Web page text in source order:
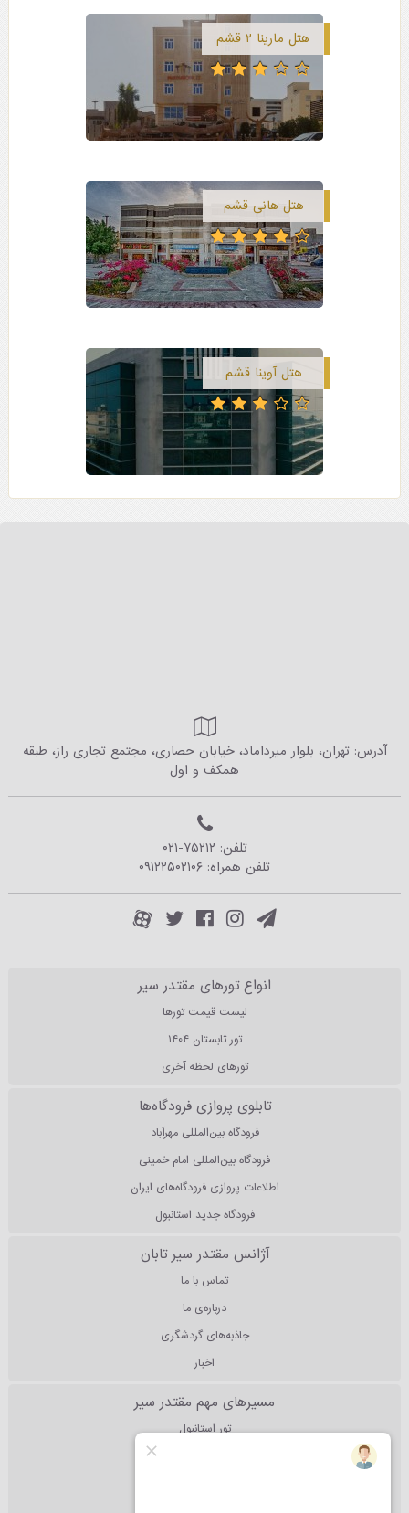
هتل مارینا ۲ قشم
هتل هانی قشم
هتل آوینا قشم
آدرس: تهران، بلوار میرداماد، خیابان حصاری، مجتمع تجاری راز، طبقه
همکف و اول
تلفن: ۰۲۱-۷۵۲۱۲
تلفن همراه: ۰۹۱۲۲۵۰۲۱۰۶
انواع تورهای مقتدر سیر
لیست قیمت تورها
تور تابستان ۱۴۰۴
تورهای لحظه آخری
تابلوی پروازی فرودگاه‌ها
فرودگاه بین‌المللی مهرآباد
فرودگاه بین‌المللی امام خمینی
اطلاعات پروازی فرودگاه‌های ایران
فرودگاه جدید استانبول
آژانس مقتدر سیر تابان
تماس با ما
درباره‌ی ما
جاذبه‌های گردشگری
اخبار
مسیرهای مهم مقتدر سیر
تور استانبول